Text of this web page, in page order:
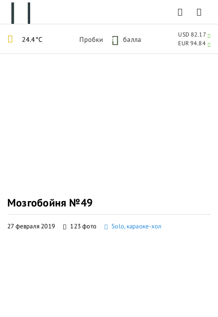
Мозгобойня №49
27 февраля 2019 123 фото Solo, караоке-хол
24.4°C Пробки 4 балла
USD 82.17
EUR 94.84